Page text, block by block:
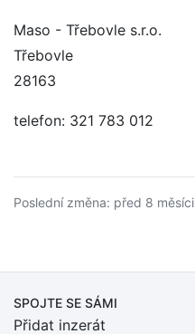
Maso - Třebovle s.r.o.
Třebovle
28163
telefon: 321 783 012
Poslední změna: před 8 měsíci
SPOJTE SE SÁMI
Přidat inzerát